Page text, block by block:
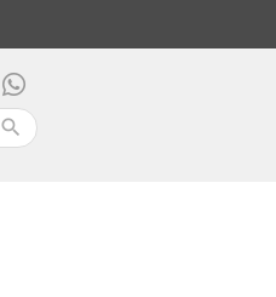
search